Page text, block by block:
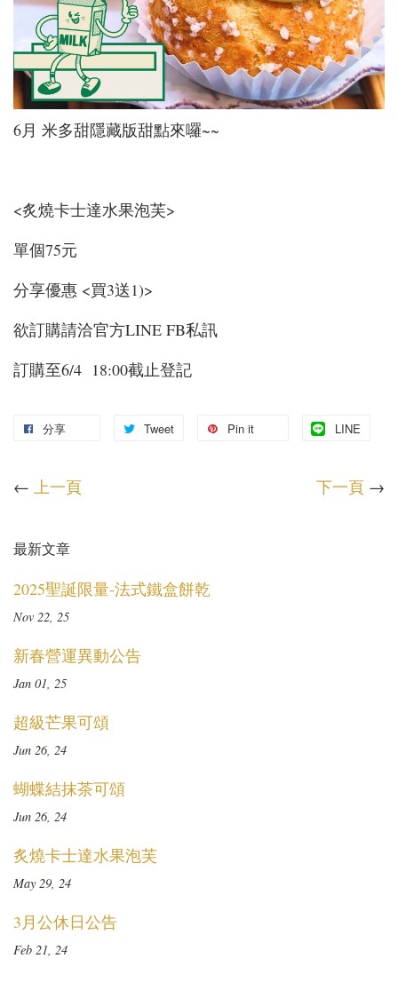
6月 米多甜隱藏版甜點來囉~~
<炙燒卡士達水果泡芙>
單個75元
分享優惠 <買3送1)>
欲訂購請洽官方LINE FB私訊
訂購至6/4 18:00截止登記
分享 Tweet Pin it LINE
← 上一頁 下一頁 →
最新文章
2025聖誕限量-法式鐵盒餅乾
Nov 22, 25
新春營運異動公告
Jan 01, 25
超級芒果可頌
Jun 26, 24
蝴蝶結抹茶可頌
Jun 26, 24
炙燒卡士達水果泡芙
May 29, 24
3月公休日公告
Feb 21, 24